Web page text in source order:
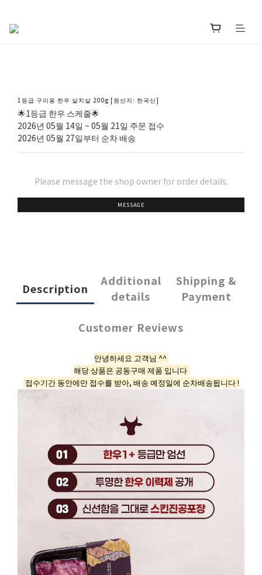
1등급 구이용 한우 살치살 200g [원산지: 한국산]
🌟1등급 한우 스케줄🌟
2026년 05월 14일 ~ 05월 21일 주문 접수
2026년 05월 27일부터 순차 배송
Please message the shop owner for order details.
MESSAGE
Description
Additional
details
Shipping &
Payment
Customer Reviews
안녕하세요 고객님 ^^
해당 상품은 공동구매 제품 입니다
접수기간 동안에만 접수를 받아, 배송 예정일에 순차배송됩니다 !